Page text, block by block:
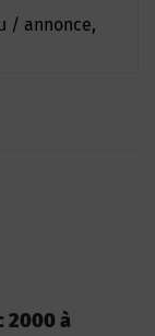
/ annonce,
2000 à